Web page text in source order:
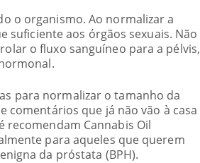
o organismo. Ao normalizar a
suficiente aos órgãos sexuais. Não
o fluxo sanguíneo para a pélvis,
para normalizar o tamanho da
comentários que já não vão à casa
recomendam Cannabis Oil
para aqueles que querem
da próstata (BPH).